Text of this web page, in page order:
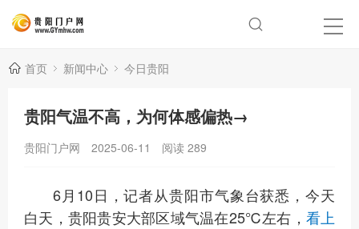
首页 新闻中心 今日贵阳
贵阳气温不高，为何体感偏热→
贵阳门户网 2025-06-11 阅读 289
6月10日，记者从贵阳市气象台获悉，今天
白天，贵阳贵安大部区域气温在25℃左右， 看上